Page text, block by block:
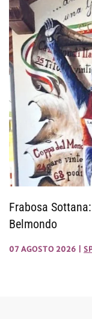
Frabosa
Belmondo
07 AGOSTO 2026